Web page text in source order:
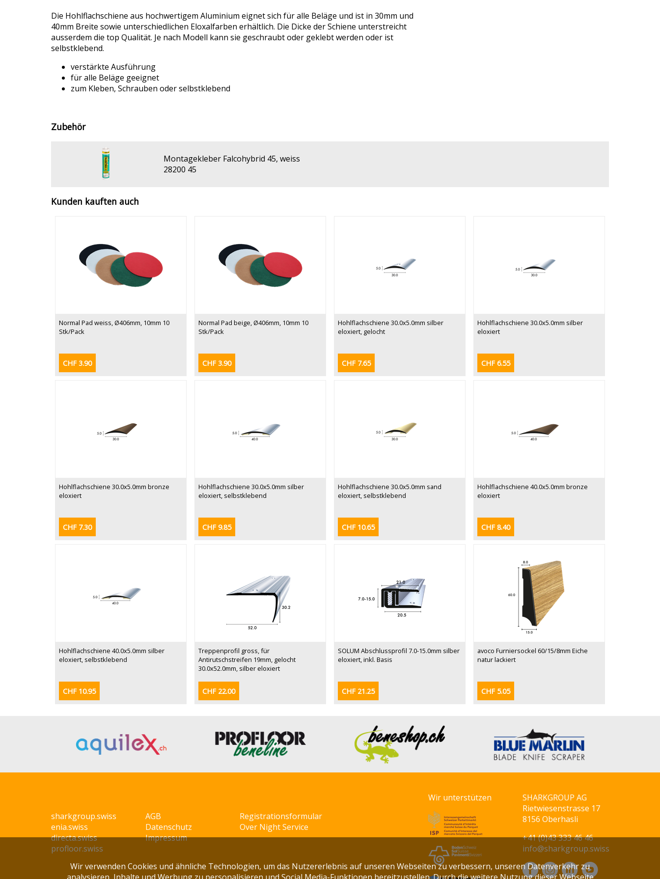
Die Hohlflachschiene aus hochwertigem Aluminium eignet sich für alle Beläge und ist in 30mm und
40mm Breite sowie unterschiedlichen Eloxalfarben erhältlich. Die Dicke der Schiene unterstreicht
ausserdem die top Qualität. Je nach Modell kann sie geschraubt oder geklebt werden oder ist
selbstklebend.
verstärkte Ausführung
für alle Beläge geeignet
zum Kleben, Schrauben oder selbstklebend
Zubehör
Montagekleber Falcohybrid 45, weiss
28200 45
Kunden kauften auch
Normal Pad weiss, Ø406mm, 10mm 10
Stk/Pack
CHF 3.90
Normal Pad beige, Ø406mm, 10mm 10
Stk/Pack
CHF 3.90
Hohlflachschiene 30.0x5.0mm silber
eloxiert, gelocht
CHF 7.65
Hohlflachschiene 30.0x5.0mm silber
eloxiert
CHF 6.55
Hohlflachschiene 30.0x5.0mm bronze
eloxiert
CHF 7.30
Hohlflachschiene 30.0x5.0mm silber
eloxiert, selbstklebend
CHF 9.85
Hohlflachschiene 30.0x5.0mm sand
eloxiert, selbstklebend
CHF 10.65
Hohlflachschiene 40.0x5.0mm bronze
eloxiert
CHF 8.40
Hohlflachschiene 40.0x5.0mm silber
eloxiert, selbstklebend
CHF 10.95
Treppenprofil gross, für
Antirutschstreifen 19mm, gelocht
30.0x52.0mm, silber eloxiert
CHF 22.00
SOLUM Abschlussprofil 7.0-15.0mm silber
eloxiert, inkl. Basis
CHF 21.25
avoco Furniersockel 60/15/8mm Eiche
natur lackiert
CHF 5.05
sharkgroup.swiss
enia.swiss
directa.swiss
profloor.swiss
AGB
Datenschutz
Impressum
Registrationsformular
Over Night Service
Wir unterstützen
SHARKGROUP AG
Rietwiesenstrasse 17
8156 Oberhasli
+41 (0)43 333 46 46
info@sharkgroup.swiss
Wir verwenden Cookies und ähnliche Technologien, um das Nutzererlebnis auf unseren Webseiten zu verbessern, unseren Datenverkehr zu